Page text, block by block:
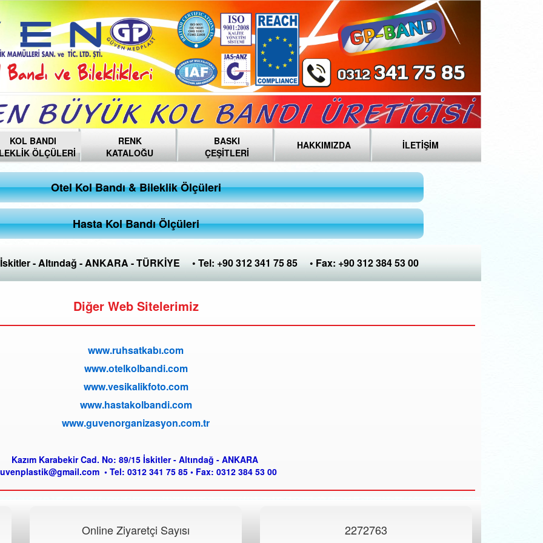
KOL BANDI
ÖLÇÜLERİ
RENK
KATALOĞU
BASKI
ÇEŞİTLERİ
HAKKIMIZDA İLETİŞİM
Otel Kol Bandı & Bileklik Ölçüleri
Hasta Kol Bandı Ölçüleri
- Altındağ - ANKARA - TÜRKİYE • Tel: +90 312 341 75 85 • Fax: +90 312 384 53 00
Diğer Web Sitelerimiz
www.ruhsatkabı.com
www.otelkolbandi.com
www.vesikalikfoto.com
www.hastakolbandi.com
www.guvenorganizasyon.com.tr
Kazım Karabekir Cad. No: 89/15 İskitler - Altındağ - ANKARA
• Tel: 0312 341 75 85 • Fax: 0312 384 53 00
Online Ziyaretçi Sayısı 2272763